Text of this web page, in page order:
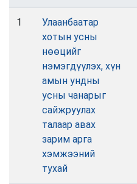
1
Улаанбаатар
хотын усны
нөөцийг
нэмэгдүүлэх, хүн
амын ундны
усны чанарыг
сайжруулах
талаар авах
зарим арга
хэмжээний
тухай